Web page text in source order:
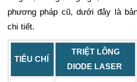
phương pháp cũ, dưới đây là
chi tiết.
TIÊU CHÍ
TRIỆT LÔNG
DIODE LASER